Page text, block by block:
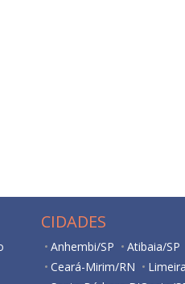
CIDADES
Anhembi/SP Atibaia/SP
Ceará-Mirim/RN